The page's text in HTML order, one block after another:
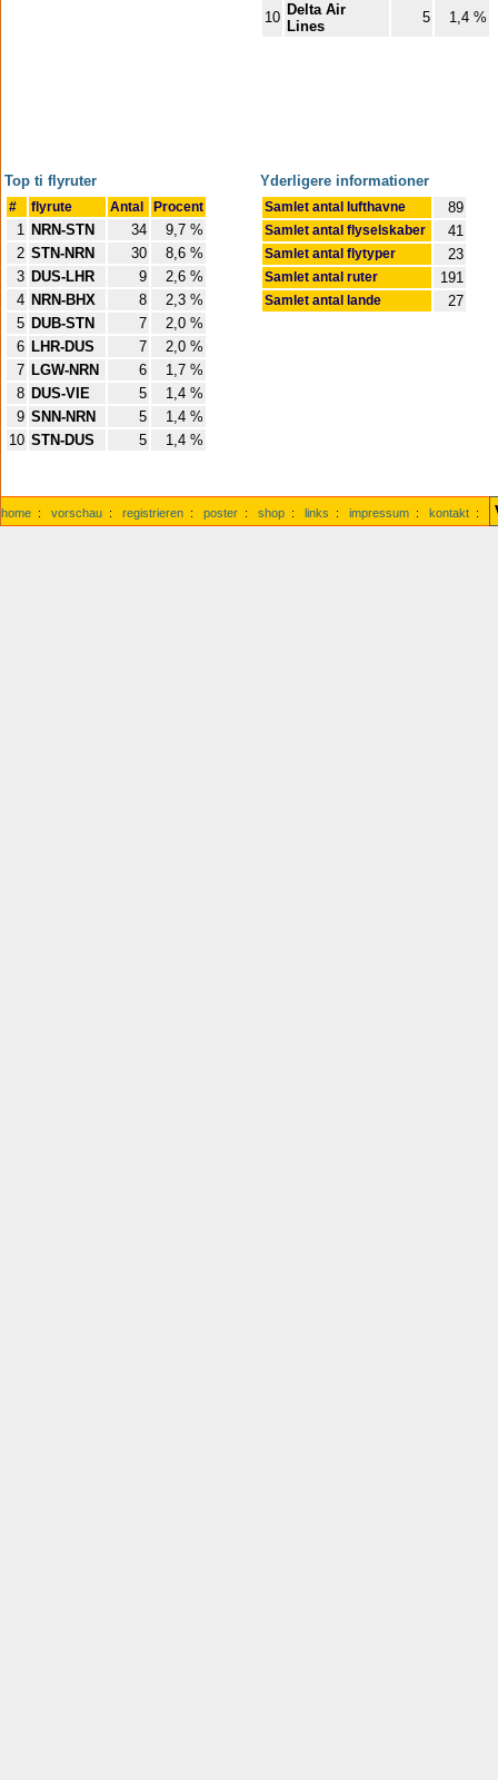
10 Delta Air
Lines
5 1,4 %
Top ti flyruter
# flyrute Antal Procent
1 NRN-STN 34
9,7 %
2 STN-NRN 30
8,6 %
3 DUS-LHR 9
2,6 %
4 NRN-BHX 8
2,3 %
5 DUB-STN 7
2,0 %
6 LHR-DUS 7
2,0 %
7 LGW-NRN 6
1,7 %
8 DUS-VIE 5
1,4 %
9 SNN-NRN 5
1,4 %
10 STN-DUS 5 1,4 %
Yderligere informationer
Samlet antal lufthavne 89
Samlet antal flyselskaber 41
Samlet antal flytyper 23
Samlet antal ruter 191
Samlet antal lande 27
home : vorschau : registrieren : poster : shop : links : impressum : kontakt :